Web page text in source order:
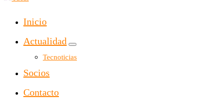
Yacal micro hosting
Inicio
Actualidad
Tecnoticias
Socios
Contacto